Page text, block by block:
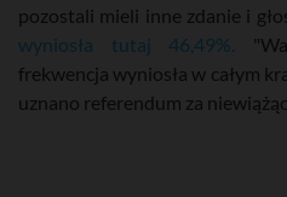
pozostali mieli inne zdanie i
wyniosła tutaj 46,49%.
frekwencja wyniosła w całym
uznano referendum za